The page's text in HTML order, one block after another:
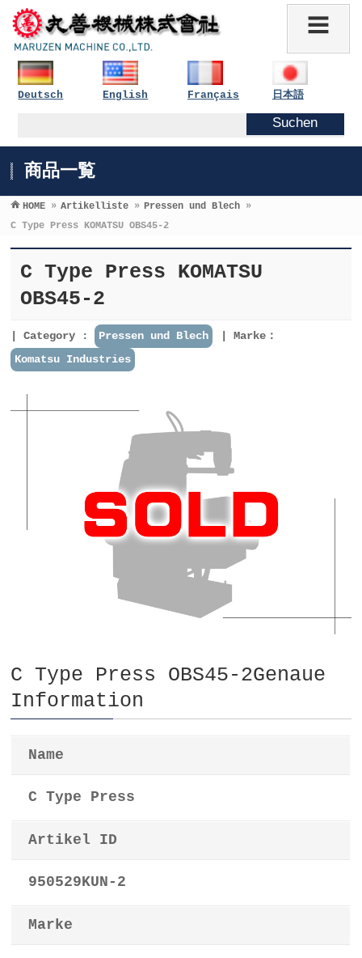
Deutsch English Français 日本語
商品一覧
HOME » Artikelliste » Pressen und Blech »
C Type Press KOMATSU OBS45-2
C Type Press KOMATSU
OBS45-2
Category : Pressen und Blech
Marke：
Komatsu Industries
C Type Press OBS45-2Genaue
Information
Name
C Type Press
Artikel ID
950529KUN-2
Marke